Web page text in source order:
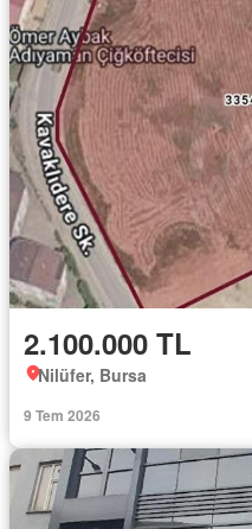
2.100.000 TL
Nilüfer, Bursa
9 Tem 2026